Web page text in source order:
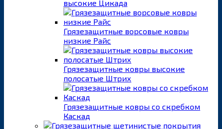
высокие Цикада
Грязезащитные ворсовые ковры
низкие Райс
Грязезащитные ковры высокие
полосатые Штрих
Грязезащитные ковры со скребком
Каскад